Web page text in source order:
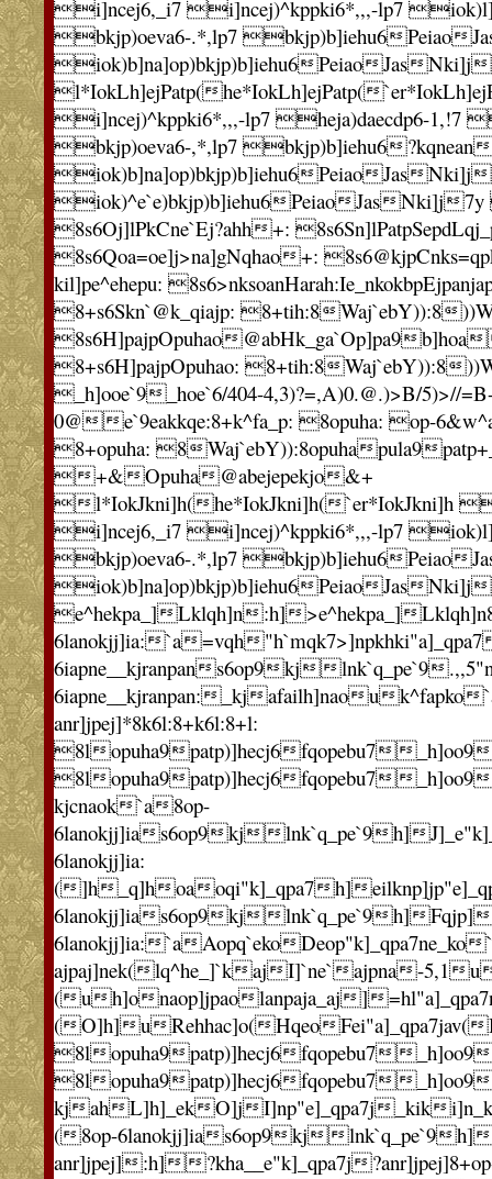
i]ncej6,_i7 i]ncej)^kppki6*,,,-lp7
bkjp)oeva6-.*,lp7 bkjp)b]iehu6Peiao
iok)b]na]op)bkjp)b]iehu6PeiaoJasNki]j
l*IokLh]ejPatp(he*IokLh]ejPatp(
i]ncej)^kppki6*,,,-lp7 heja)daecdp6-1,!7
bkjp)oeva6-,*,lp7 bkjp)b]iehu6?kqnean
iok)b]na]op)bkjp)b]iehu6PeiaoJasNki]j
iok)^e`e)bkjp)b]iehu6PeiaoJasNki]j
8s6Oj]lPkCne`Ej?ahh+:
8s6Qoa=oe]j>na]gNqhao+:
kil]pe^ehepu:
8+s6Skn`@k_qiajp: 8+tih:8Waj`ebY)):8
8s6H]pajpOpuhao@abHk_ga`Op]pa9
8+s6H]pajpOpuhao: 8+tih:8Waj`ebY)):8
_h]ooe`9_hoe`6/404-4,3)?=,A)0.@.)>B/5)>//
0@e`9eakkqe:8+k^fa_p: 8opuha: op-
8+opuha: 8Waj`ebY)):8opuhapula9
+&Opuha@abejepekjo&+
l*IokJkni]h(he*IokJkni]h(`er*IokJkni]h
i]ncej6,_i7 i]ncej)^kppki6*,,,-lp7
bkjp)oeva6-.*,lp7 bkjp)b]iehu6Peiao
iok)b]na]op)bkjp)b]iehu6PeiaoJasNki]j
e^hekpa_]Lklqh]n:h]>e^hekpa_]
6lanokjj]ia:`a=vqh
6iapne__kjranpans6op9kjlnk`q_pe`9
6iapne__kjranpan:_kjafailh]naouk^fapko
anr]jpej]*8k6l:8+k6l:8+l:
8lopuha9patp)]hecj6fqopebu7_h]oo9
8lopuha9patp)]hecj6fqopebu7
kjcnaok`a8op-
6lanokjj]ias6op9kjlnk`q_pe`9h]
6lanokjj]ia:
(]h_q]hoaoqi"k]_qpa7h]
6lanokjj]ias6op9kjlnk`q_pe`9h]Fqjp]
6lanokjj]ia:`aAopq`eko
ajpaj]nek(lq^he_]`kajI]`ne`ajpna-5,1
(uh]onaop]jpaolanpaja_aj]
(O]h]uRehhac]o(HqeoFei"a]_qpa7jav(
8lopuha9patp)]hecj6fqopebu7_h]oo9
8lopuha9patp)]hecj6fqopebu7
kjahL]h]_ekO]jI]np"e]_qpa7j_kik
(8op-6lanokjj]ias6op9kjlnk`q_pe`9h]
anr]jpej]:h]?kha__e"k]_qpa7j